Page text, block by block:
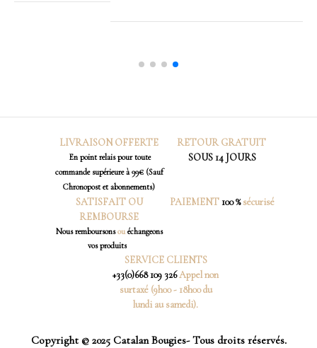
AU PANIER
LIVRAISON OFFERTE
En point relais pour toute
commande supérieure à 99€ (Sauf
Chronopost et abonnements)
RETOURGRATUIT
SOUS 14 JOURS
SATISFAIT OU
REMBOURSE
Nous remboursonsouéchangeons
vos produits
PAIEMENT100 %sécurisé
SERVICE CLIENTS
+33(0)668 109 326Appel non
surtaxé (9h00 - 18h00 du
lundi au samedi).
Copyright © 2025 Catalan Bougies- Tous droits réservés.